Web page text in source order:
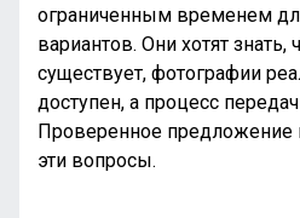
ограниченным временем
вариантов. Они хотят знать,
существует, фотографии
доступен, а процесс
Проверенное предложение
эти вопросы.